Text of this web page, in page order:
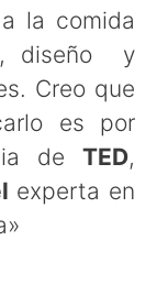
la comida
diseño y
Creo que
es por
de TED,
experta en